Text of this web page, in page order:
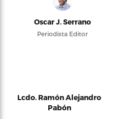
Oscar J. Serrano
Periodista Editor
Lcdo. Ramón Alejandro
Pabón